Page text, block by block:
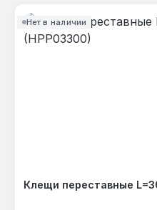
Нет в наличии
Клещи переставные